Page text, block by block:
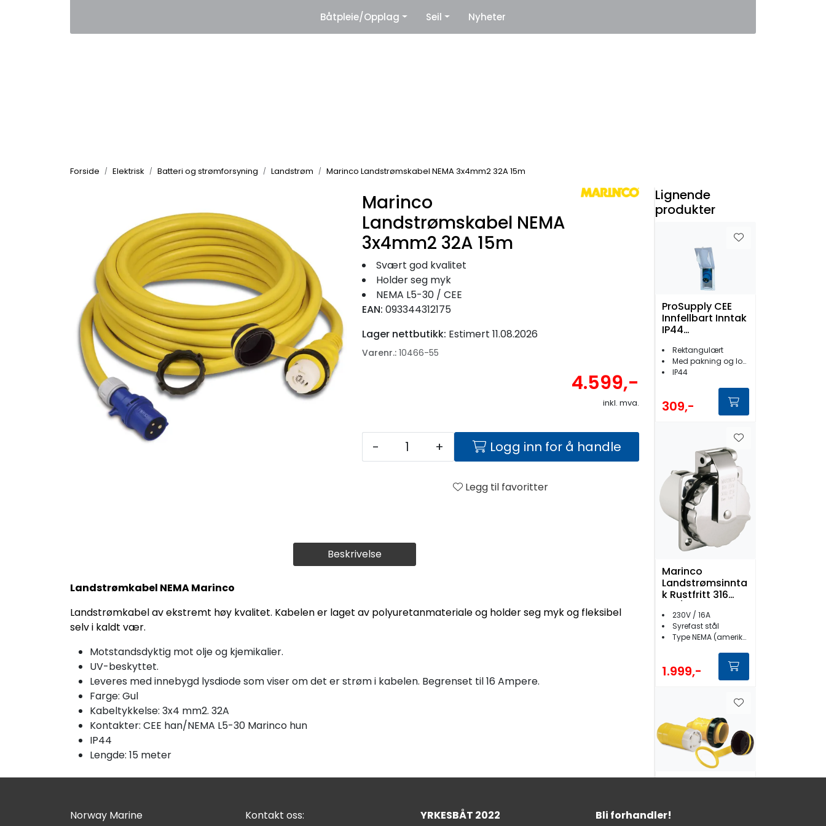
Leverandører
Båtpleie/Opplag Seil Nyheter
Forside Elektrisk Batteri og strømforsyning Landstrøm Marinco Landstrømskabel NEMA 3x4mm2 32A 15m
Beskrivelse
Landstrømkabel NEMA Marinco
Landstrømkabel av ekstremt høy kvalitet. Kabelen er laget av polyuretanmateriale og holder seg myk og fleksibel
selv i kaldt vær.
Motstandsdyktig mot olje og kjemikalier.
UV-beskyttet.
Leveres med innebygd lysdiode som viser om det er strøm i kabelen. Begrenset til 16 Ampere.
Farge: Gul
Kabeltykkelse: 3x4 mm2. 32A
Kontakter: CEE han/NEMA L5-30 Marinco hun
IP44
Lengde: 15 meter
Marinco
Landstrømskabel NEMA
3x4mm2 32A 15m
Svært god kvalitet
Holder seg myk
NEMA L5-30 / CEE
EAN: 093344312175
Lager nettbutikk: Estimert 11.08.2026
Varenr.: 10466-55
4.599,-
inkl. mva.
- + Logg inn for å handle
Legg til favoritter
Lignende
produkter
ProSupply CEE
Innfellbart Inntak
IP44
Rektangulært
Med pakning og lokk
IP44
309,-
Marinco
Landstrømsinnta
k Rustfritt 316
16A/230V
230V / 16A
Syrefast stål
Type NEMA (amerikansk - flate stifter)
1.999,-
16A 230V
Norway Marine
Kontakt oss: YRKESBÅT 2022 Bli forhandler!